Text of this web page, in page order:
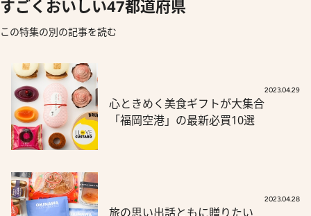
すごくおいしい47都道府県
この特集の別の記事を読む
2023.04.29
心ときめく美食ギフトが大集合
「福岡空港」の最新必買10選
2023.04.28
旅の思い出話ともに贈りたい